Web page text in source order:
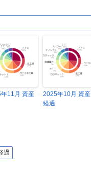
11月 資産
2025年10月 資産
経過
過